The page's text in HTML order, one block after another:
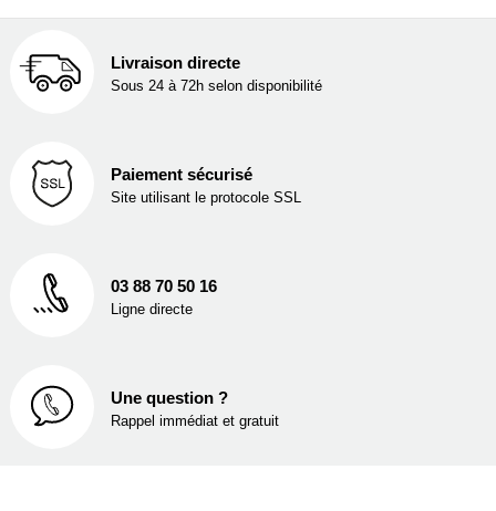
Livraison directe
Sous 24 à 72h selon disponibilité
Paiement sécurisé
Site utilisant le protocole SSL
03 88 70 50 16
Ligne directe
Une question ?
Rappel immédiat et gratuit